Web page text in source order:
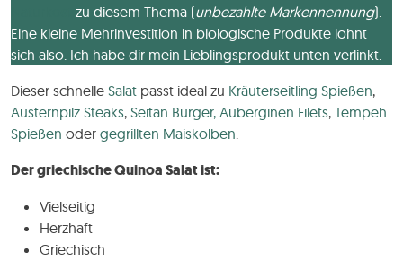
zu diesem Thema (unbezahlte Markennennung).
Eine kleine Mehrinvestition in biologische Produkte lohnt
sich also. Ich habe dir mein Lieblingsprodukt unten verlinkt.
Dieser schnelle Salat passt ideal zu Kräuterseitling Spießen,
Austernpilz Steaks, Seitan Burger, Auberginen Filets, Tempeh
Spießen oder gegrillten Maiskolben
Der griechische Quinoa Salat ist:
Vielseitig
Herzhaft
Griechisch